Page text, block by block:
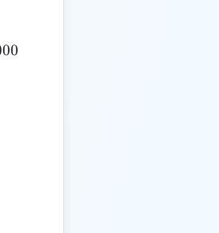
\times \$3,00/\text{pé